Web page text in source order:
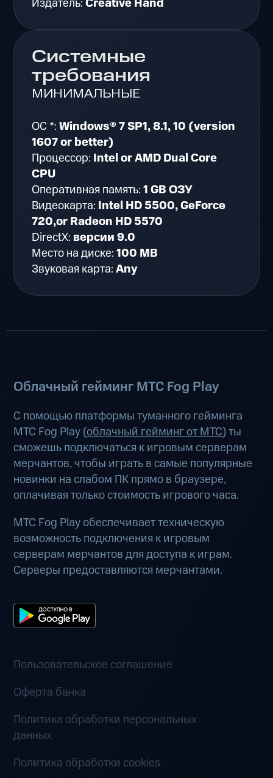
Издатель:Creative Hand
Системные
требования
МИНИМАЛЬНЫЕ
ОС *:Windows® 7 SP1, 8.1, 10 (version
1607 or better)
Процессор: Intel or AMD Dual Core
CPU
Оперативная память:1 GB ОЗУ
Видеокарта: Intel HD 5500, GeForce
720,or Radeon HD 5570
DirectX: версии 9.0
Место на диске:100 MB
Звуковая карта:Any
Облачный гейминг МТС Fog Play
С помощью платформы туманного гейминга
МТС Fog Play (облачный гейминг от МТС) ты
сможешь подключаться к игровым серверам
мерчантов, чтобы играть в самые популярные
новинки на слабом ПК прямо в браузере,
оплачивая только стоимость игрового часа.
МТС Fog Play обеспечивает техническую
возможность подключения к игровым
серверам мерчантов для доступа к играм.
Серверы предоставляются мерчантами.
Пользовательское соглашение
Оферта банка
Политика обработки персональных
данных
Политика обработки cookies